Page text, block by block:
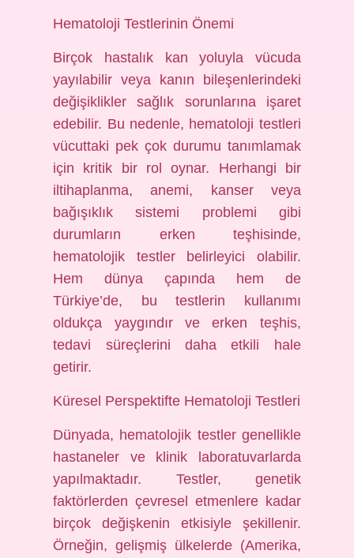
Hematoloji Testlerinin Önemi
Birçok hastalık kan yoluyla vücuda
yayılabilir veya kanın bileşenlerindeki
değişiklikler sağlık sorunlarına işaret
edebilir. Bu nedenle, hematoloji testleri
vücuttaki pek çok durumu tanımlamak
için kritik bir rol oynar. Herhangi bir
iltihaplanma, anemi, kanser veya
bağışıklık sistemi problemi gibi
durumların erken teşhisinde,
hematolojik testler belirleyici olabilir.
Hem dünya çapında hem de
Türkiye’de, bu testlerin kullanımı
oldukça yaygındır ve erken teşhis,
tedavi süreçlerini daha etkili hale
getirir.
Küresel Perspektifte Hematoloji Testleri
Dünyada, hematolojik testler genellikle
hastaneler ve klinik laboratuvarlarda
yapılmaktadır. Testler, genetik
faktörlerden çevresel etmenlere kadar
birçok değişkenin etkisiyle şekillenir.
Örneğin, gelişmiş ülkelerde (Amerika,